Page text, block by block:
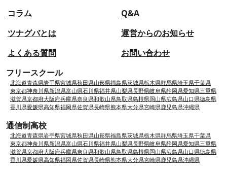
コラム
Q&A
ツナグバとは
よくある質問
運営からのお知らせ
お問い合わせ
フリースクール
北海道青森県岩手県宮城県秋田県山形県福島県茨城県栃木県群馬県埼玉県千葉県
東京都神奈川県新潟県富山県石川県福井県山梨県長野県岐阜県静岡県愛知県三重県
滋賀県京都府大阪府兵庫県奈良県和歌山県鳥取県島根県岡山県広島県山口県徳島県
香川県愛媛県高知県福岡県佐賀県長崎県熊本県大分県宮崎県鹿児島県沖縄県
通信制高校
北海道青森県岩手県宮城県秋田県山形県福島県茨城県栃木県群馬県埼玉県千葉県
東京都神奈川県新潟県富山県石川県福井県山梨県長野県岐阜県静岡県愛知県三重県
滋賀県京都府大阪府兵庫県奈良県和歌山県鳥取県島根県岡山県広島県山口県徳島県
香川県愛媛県高知県福岡県佐賀県長崎県熊本県大分県宮崎県鹿児島県沖縄県